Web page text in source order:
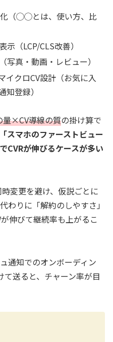
（◯◯とは、使い方、比
（LCP/CLS改善）
写真・動画・レビュー）
イクロCV設計（お気に入
知登録）
量×CV導線の質の掛け算で
「スマホのファーストビュー
CVRが伸びるケースが多い
変更を避け、仮説ごとに
わりに「解約のしやすさ」
伸びて継続率も上がるこ
通知でのオンボーディン
送ると、チャーン率が目